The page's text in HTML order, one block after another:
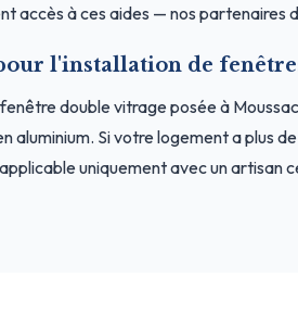
accès à ces aides — nos partenaires
l'installation de
double vitrage posée à
aluminium. Si votre logement a plus
uniquement avec un artisan